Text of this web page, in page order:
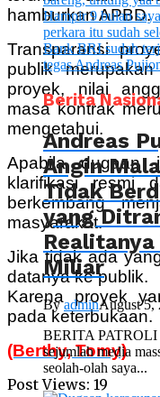
hamburkan APBD.
Transparansi
publik
proyek, nilai
masa kontrak
mengetahui.
Apabila dugaan
klarifikasi resmi
berkembang
masyarakat.
Jika tidak ada
datanya ke publik.
Karena proyek
pada keterbukaan.
(Berthy, Tomy)
Post Views: 19
Berita
Andreas
Angin
Tidak
yang
Realitanya
Miliar
ByadminAugust 5,
BERITA PATROLI
sejumlah media
seolah-olah saya...